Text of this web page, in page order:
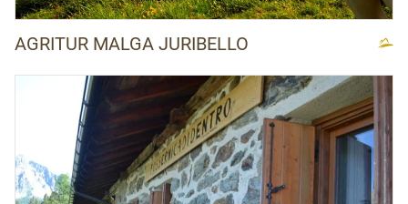
AGRITUR MALGA JURIBELLO